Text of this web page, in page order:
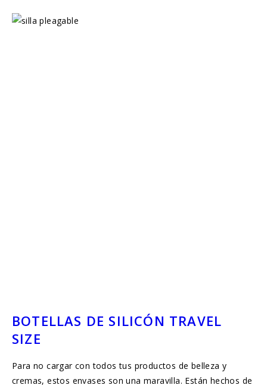
BOTELLAS DE SILICÓN TRAVEL
SIZE
Para no cargar con todos tus productos de belleza y
cremas, estos envases son una maravilla. Están hechos de